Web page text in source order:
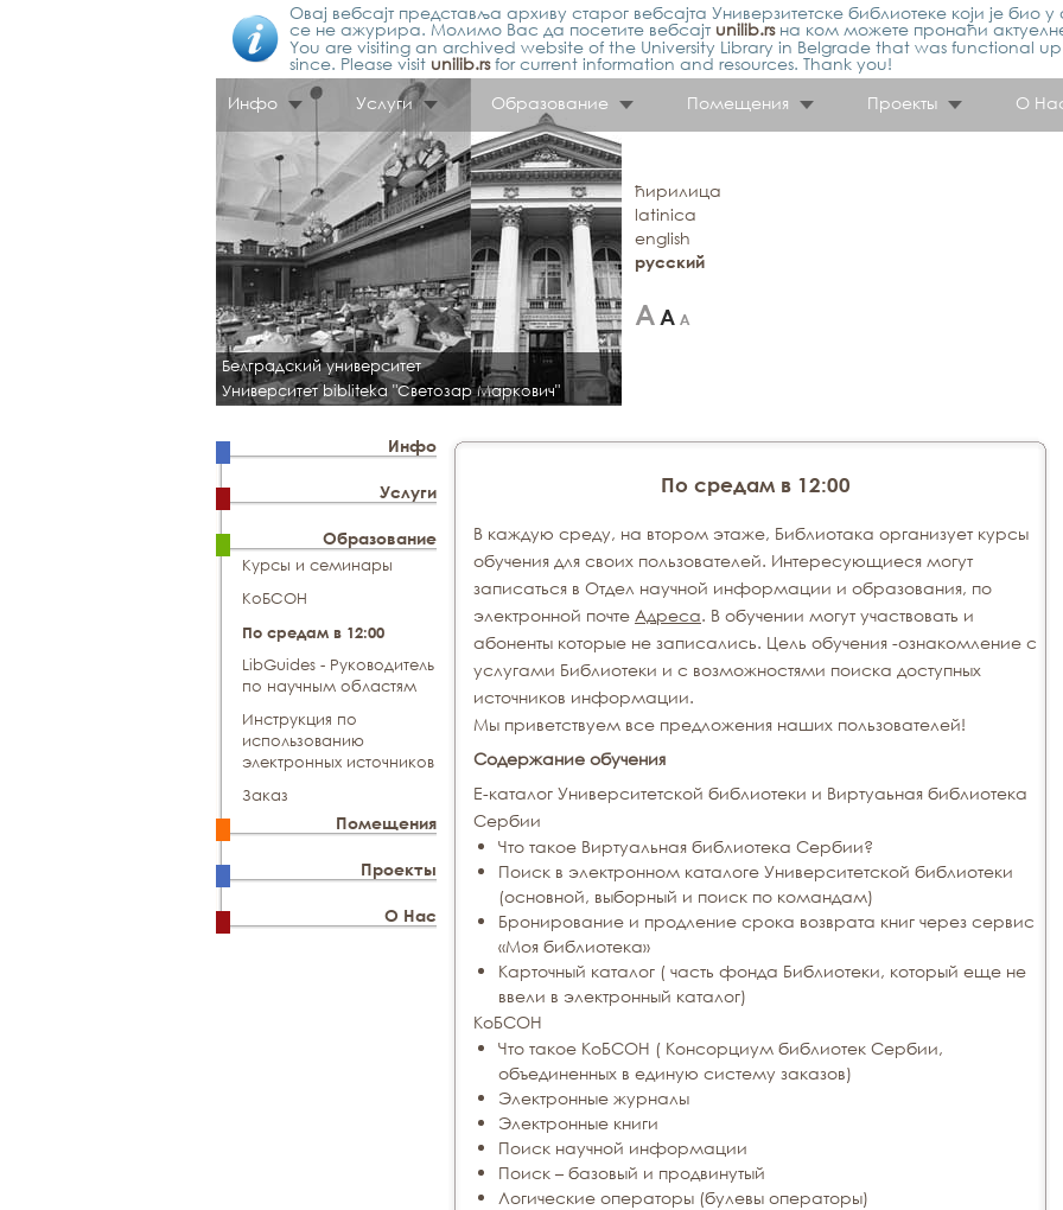
Овај вебсајт представља архиву старог вебсајта Универзитетске библиотеке који је био
се не ажурира. Молимо Вас да посетите вебсајт unilib.rsна ком можете пронаћи
You are visiting an archived website of the University Library in Belgrade that was functional
since. Please visit unilib.rsfor current information and resources. Thank you!
Инфо
Услуги Образование Помещения Проекты О
Белградский университет
Университет bibliteka "Светозар Маркович"
ћирилица
latinica
english
русский
Инфо
Услуги
Образование
Курсы и семинары
КоБСОН
По средам в 12:00
LibGuides - Руководитель
по научным областям
Инструкция по
использованию
электронных источников
Заказ
Помещения
Проекты
О Нас
По средам в 12:00
В каждую среду, на втором этаже, Библиотака организует курсы
обучения для своих пользователей. Интересующиеся могут
записаться в Отдел научной информации и образования, по
электронной почте Адреса. В обучении могут участвовать и
абоненты которые не записались. Цель обучения -ознакомление с
услугами Библиотеки и с возможностями поиска доступных
источников информации.
Мы приветствуем все предложения наших пользователей!
Содержание обучения
Е-каталог Университетской библиотеки и Виртуаьная библиотека
Сербии
Что такое Виртуальная библиотека Сербии?
Поиск в электронном каталоге Университетской библиотеки
(основной, выборный и поиск по командам)
Бронирование и продление срока возврата книг через сервис
«Моя библиотека»
Карточный каталог ( часть фонда Библиотеки, который еще не
ввели в электронный каталог)
КоБСОН
Что такое КоБСОН ( Консорциум библиотек Сербии,
объединенных в единую систему заказов)
Электронные журналы
Электронные книги
Поиск научной информации
Поиск – базовый и продвинутый
Логические операторы (булевы операторы)